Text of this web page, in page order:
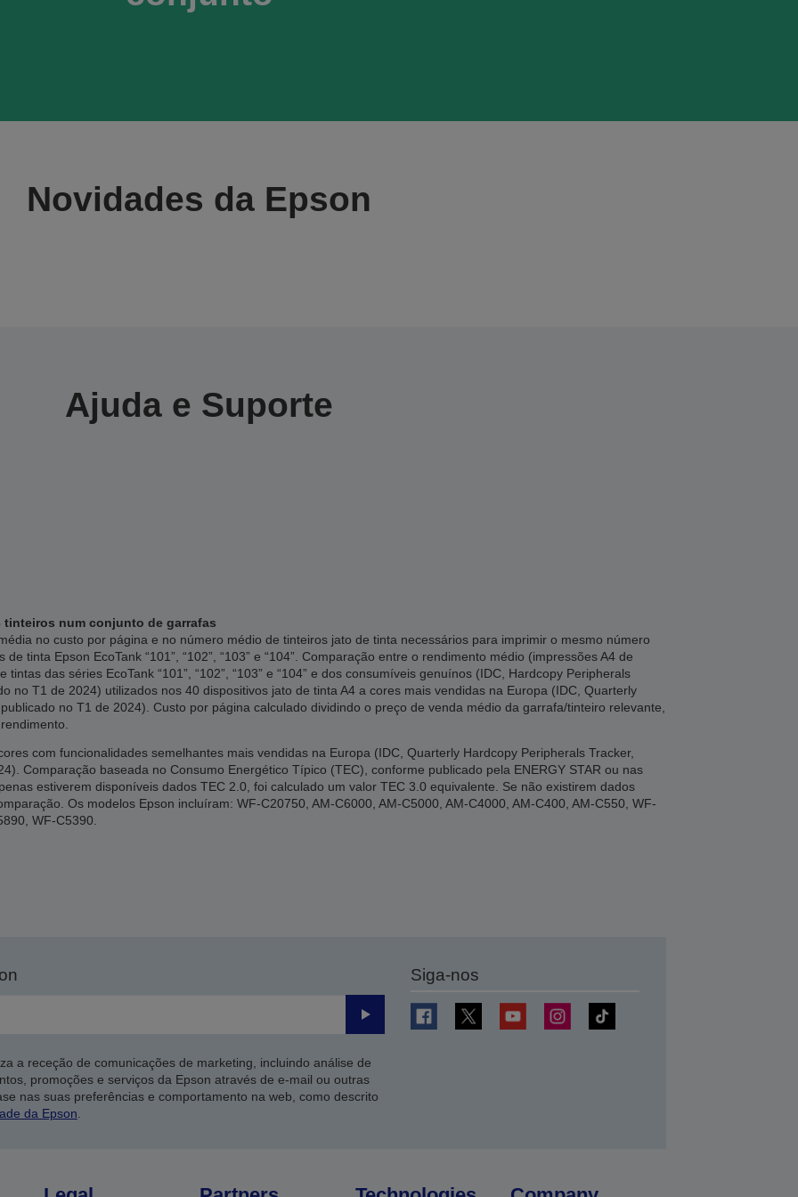
Novidades da Epson
Ajuda e Suporte
tinteiros num conjunto de garrafas
no custo por página e no número médio de tinteiros jato de tinta necessários para imprimir o mesmo número
tinta Epson EcoTank “101”, “102”, “103” e “104”. Comparação entre o rendimento médio (impressões A4 de
das séries EcoTank “101”, “102”, “103” e “104” e dos consumíveis genuínos (IDC, Hardcopy Peripherals
no T1 de 2024) utilizados nos 40 dispositivos jato de tinta A4 a cores mais vendidas na Europa (IDC, Quarterly
no T1 de 2024). Custo por página calculado dividindo o preço de venda médio da garrafa/tinteiro relevante,
com funcionalidades semelhantes mais vendidas na Europa (IDC, Quarterly Hardcopy Peripherals Tracker,
Comparação baseada no Consumo Energético Típico (TEC), conforme publicado pela ENERGY STAR ou nas
estiverem disponíveis dados TEC 2.0, foi calculado um valor TEC 3.0 equivalente. Se não existirem dados
Os modelos Epson incluíram: WF-C20750, AM-C6000, AM-C5000, AM-C4000, AM-C400, AM-C550, WF-
WF-C5390.
Enviar
a receção de comunicações de marketing, incluindo análise de
promoções e serviços da Epson através de e-mail ou outras
nas suas preferências e comportamento na web, como descrito
da Epson
Siga-nos